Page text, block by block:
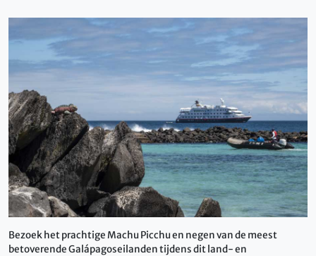
Bezoek het prachtige Machu Picchu en negen van de meest
betoverende Galápagoseilanden tijdens dit land- en